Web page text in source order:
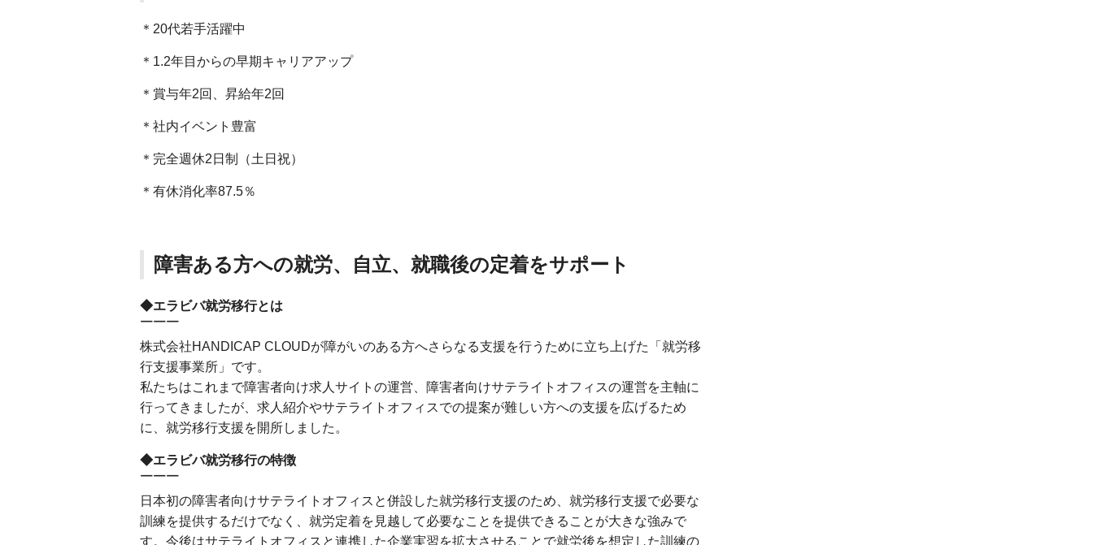
＊20代若手活躍中
＊1.2年目からの早期キャリアアップ
＊賞与年2回、昇給年2回
＊社内イベント豊富
＊完全週休2日制（土日祝）
＊有休消化率87.5％
障害ある方への就労、自立、就職後の定着をサポート
◆エラビバ就労移行とは
￣￣￣
株式会社HANDICAP CLOUDが障がいのある方へさらなる支援を行うために立ち上げた「就労移
行支援事業所」です。
私たちはこれまで障害者向け求人サイトの運営、障害者向けサテライトオフィスの運営を主軸に
行ってきましたが、求人紹介やサテライトオフィスでの提案が難しい方への支援を広げるため
に、就労移行支援を開所しました。
◆エラビバ就労移行の特徴
￣￣￣
日本初の障害者向けサテライトオフィスと併設した就労移行支援のため、就労移行支援で必要な
訓練を提供するだけでなく、就労定着を見越して必要なことを提供できることが大きな強みで
す。今後はサテライトオフィスと連携した企業実習を拡大させることで就労後を想定した訓練の